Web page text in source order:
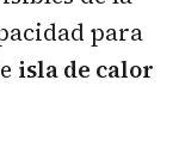
para
isla de calor